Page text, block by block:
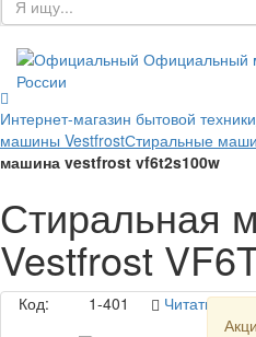
Интернет-магазин бытовой техники
машины VestfrostСтиральные
машина vestfrost vf6t2s100w
Стиральная
Vestfrost
Код: 1-401
Читать